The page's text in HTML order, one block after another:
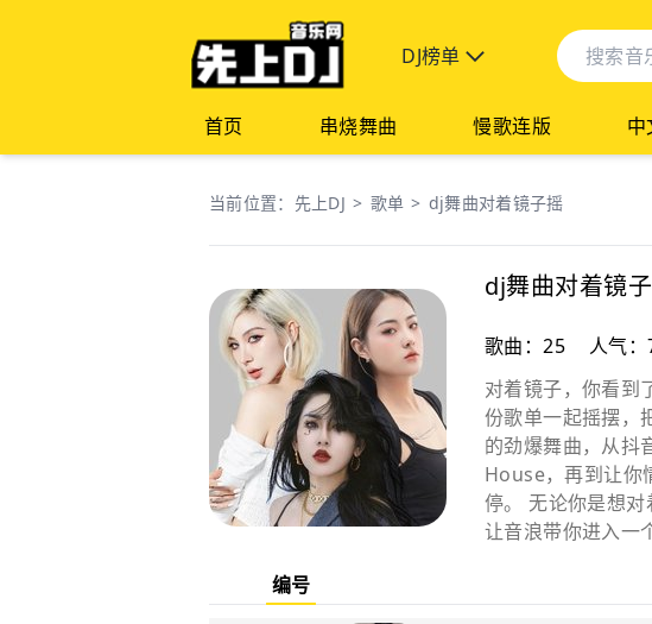
DJ榜单
首页 串烧舞曲 慢歌连版 中
当前位置： 先上DJ > 歌单 > dj舞曲对着镜子摇
dj舞曲对着镜
歌曲：25 人气
对着镜子，你看到
份歌单一起摇摆，
的劲爆舞曲，从抖
House，再到让你
停。 无论你是想对
让音浪带你进入一
编号